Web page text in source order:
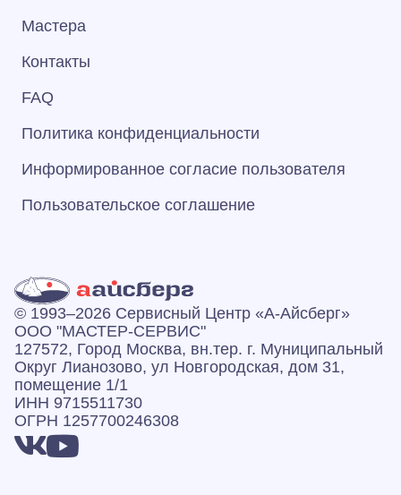
Мастера
Контакты
FAQ
Политика конфиденциальности
Информированное согласие пользователя
Пользовательское соглашение
© 1993–2026 Сервисный Центр «А‑Айсберг»
ООО "МАСТЕР-СЕРВИС"
127572, Город Москва, вн.тер. г. Муниципальный
Округ Лианозово, ул Новгородская, дом 31,
помещение 1/1
ИНН 9715511730
ОГРН 1257700246308